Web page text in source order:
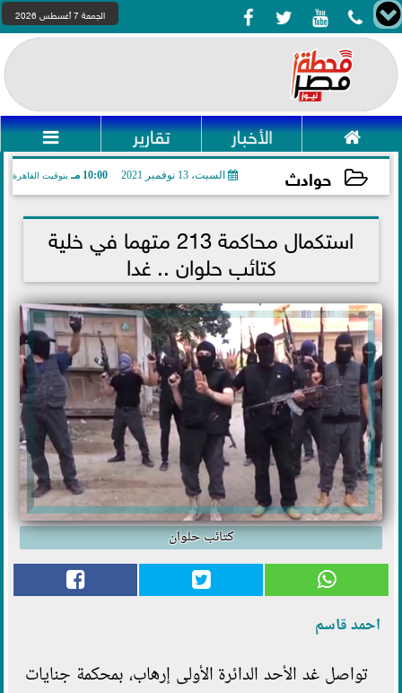
    الجمعة 7 أغسطس 2026
 الأخبار تقارير 
حوادث السبت، 13 نوفمبر 2021 10:00 مـ بتوقيت القاهرة
2021-11-13 22:00:20 استكمال محاكمة 213 متهما في خلية
كتائب حلوان .. غدا
كتائب حلوان
احمد قاسم
تواصل غد الأحد الدائرة الأولى إرهاب، بمحكمة جنايات